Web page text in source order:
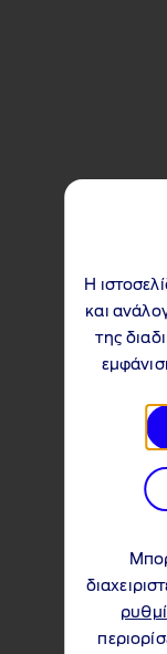
Η
και
της